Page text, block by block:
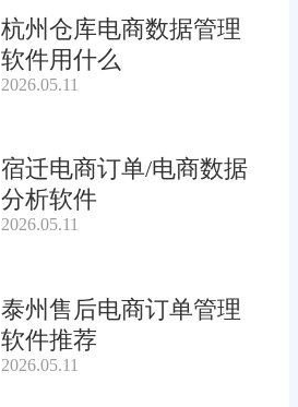
杭州仓库电商数据管理
软件用什么
2026.05.11
宿迁电商订单/电商数据
分析软件
2026.05.11
泰州售后电商订单管理
软件推荐
2026.05.11